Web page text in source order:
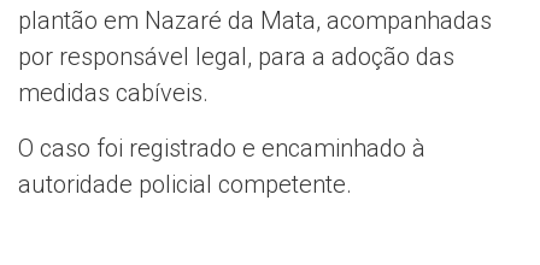
plantão em Nazaré da Mata, acompanhadas
por responsável legal, para a adoção das
medidas cabíveis.
O caso foi registrado e encaminhado à
autoridade policial competente.